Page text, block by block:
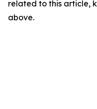
related to this article,
above.